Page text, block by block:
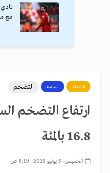
مع
اقتصاد سياسة التضخم
ارتفاع التضخم
16.8 بالمئة
الخميس، 5 يونيو 2025، 5:19 ص